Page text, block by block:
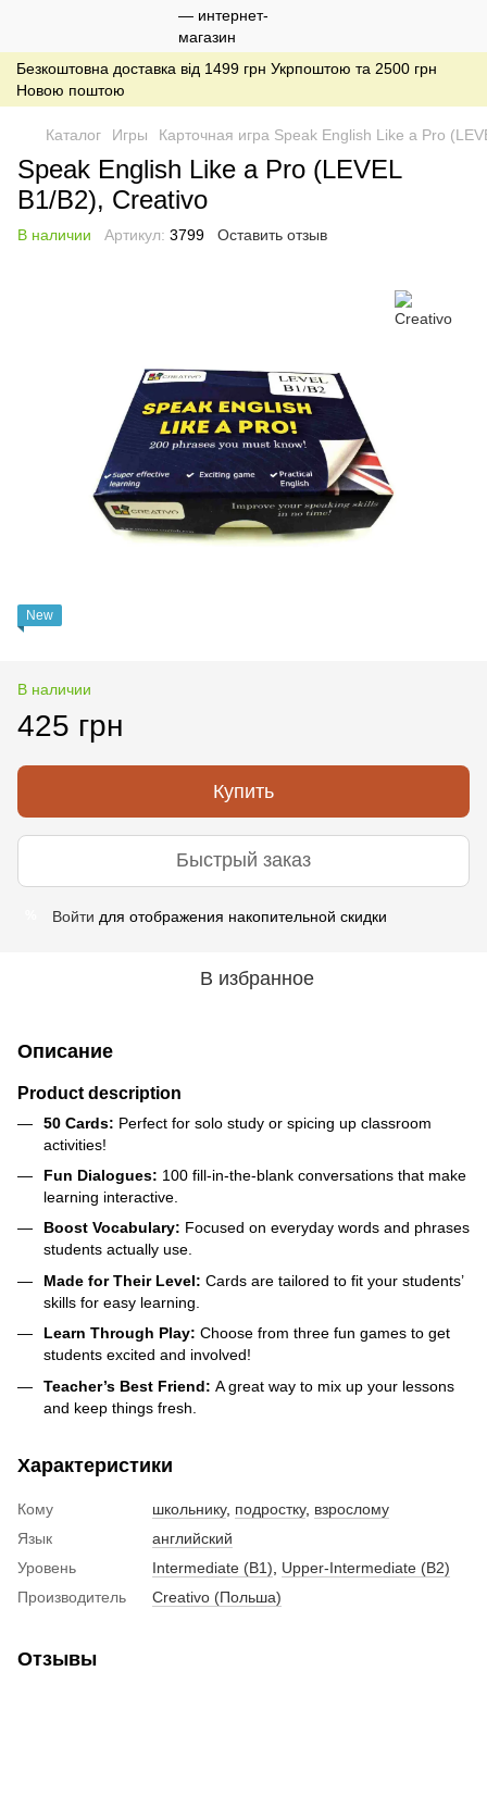
Безкоштовна доставка від 1499 грн Укрпоштою та 2500 грн
Новою поштою
Каталог Игры Карточная игра Speak English Like a Pro
Speak English Like a Pro (LEVEL
B1/B2), Creativo
В наличии Артикул: 3799 Оставить отзыв
New
В наличии
425 грн
Купить
Быстрый заказ
Войти для отображения накопительной скидки
В избранное
Описание
Product description
50 Cards: Perfect for solo study or spicing up classroom
activities!
Fun Dialogues: 100 fill-in-the-blank conversations that make
learning interactive.
Boost Vocabulary: Focused on everyday words and phrases
students actually use.
Made for Their Level: Cards are tailored to fit your students’
skills for easy learning.
Learn Through Play: Choose from three fun games to get
students excited and involved!
Teacher’s Best Friend: A great way to mix up your lessons
and keep things fresh.
Характеристики
Кому школьнику, подростку, взрослому
Язык
английский
Уровень
Intermediate (B1)
Upper-Intermediate (B2)
Производитель
Creativo (Польша)
Отзывы